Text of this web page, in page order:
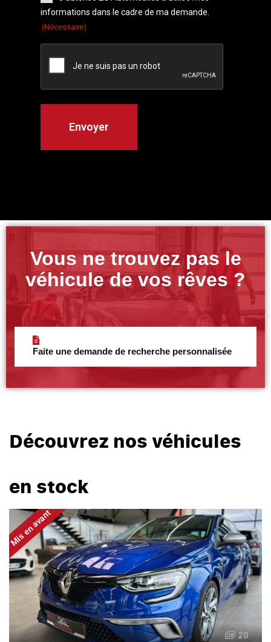
informations dans le cadre de ma demande.
(Nécessaire)
Vous ne trouvez pas le
véhicule de vos rêves ?
Faite une demande de recherche personnalisée
Découvrez nos véhicules
en stock
Mis en avant
20